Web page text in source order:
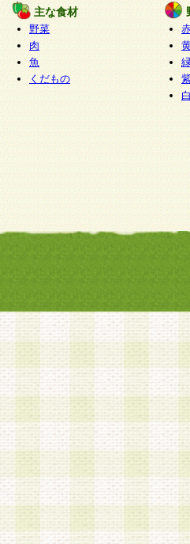
○開示対象個人情報の
本人からの求めによ
報の利用目的の通知
停止・消去及び第三
といいます。）に応
開示等に応じる窓口
ぱくすく食堂個人
m
個人情報を与えるこ
意をいただけない場
お問い合わせ・ご相
主な食材
野菜
肉
魚
くだもの